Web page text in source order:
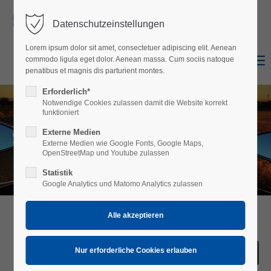
Login
Benutzername
Passwort
Anmelden
Register|Lost your password?
Support
Lorem ipsum dolor sit amet:
Menu
Shop Facebook
S1
Datenschutzeinstellungen
Lorem ipsum dolor sit amet, consectetuer adipiscing elit. Aenean
commodo ligula eget dolor. Aenean massa. Cum sociis natoque
penatibus et magnis dis parturient montes.
Erforderlich*
Notwendige Cookies zulassen damit die Website korrekt
funktioniert
Externe Medien
Externe Medien wie Google Fonts, Google Maps,
OpenStreetMap und Youtube zulassen
Statistik
Google Analytics und Matomo Analytics zulassen